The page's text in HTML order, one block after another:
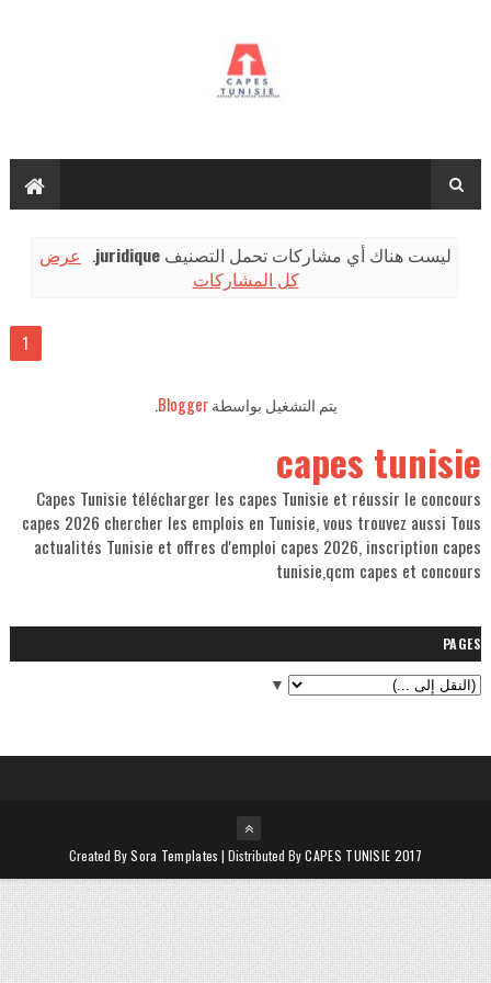
‏ليست هناك أي مشاركات تحمل التصنيف juridique
. عرض
كل المشاركات
1
يتم التشغيل بواسطةBlogger
.
capes tunisie
Capes Tunisie télécharger les capes Tunisie et réussir le concours
capes 2026 chercher les emplois en Tunisie, vous trouvez aussi Tous
actualités Tunisie et offres d'emploi capes 2026, inscription capes
tunisie,qcm capes et concours
PAGES
▼
Created BySora Templates | Distributed ByCAPES TUNISIE 2017